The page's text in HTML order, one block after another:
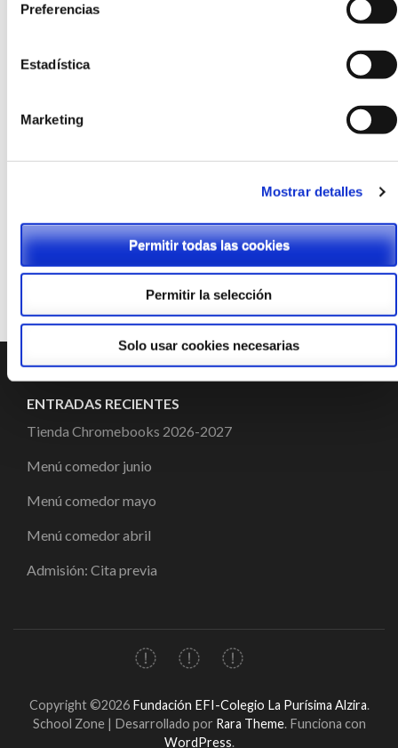
Preferencias
Estadística
Marketing
Mostrar detalles
Permitir todas las cookies
Permitir la selección
Solo usar cookies necesarias
ENTRADAS RECIENTES
Tienda Chromebooks 2026-2027
Menú comedor junio
Menú comedor mayo
Menú comedor abril
Admisión: Cita previa
Copyright ©2026 Fundación EFI-Colegio La Purísima Alzira.
School Zone | Desarrollado por Rara Theme. Funciona con
WordPress.